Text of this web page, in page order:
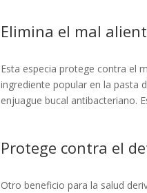
Elimina el mal
Esta especia protege contra el
ingrediente popular en la pasta
enjuague bucal antibacteriano.
Protege contra el
Otro beneficio para la salud